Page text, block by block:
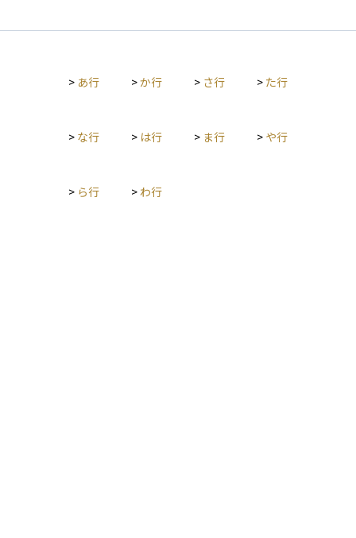
です。一方で、利上げ局面では長期国債の価格が下落しやす
ナリオを分けてストレステストを行うことで、スタグフレーシ
感に反する現象であるうえに、金融政策や伝統的ポートフォリ
されることで、消費者物価が押し上げられるといった現象が典
るため、企業の利益を圧迫し、景気悪化（スタグフレーショ
なアプローチが必要とされます。
> あ行 >か行 > さ行 > た行
> な行 > は行 > ま行 > や行
> ら行 > わ行